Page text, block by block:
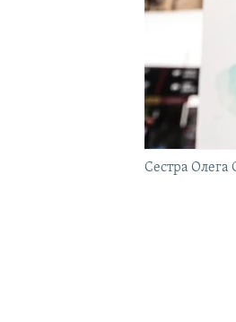
Сестра Олега